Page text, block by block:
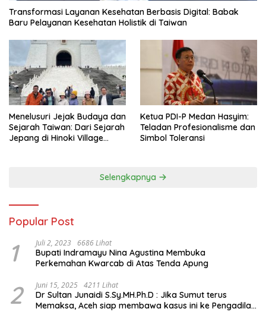
Transformasi Layanan Kesehatan Berbasis Digital: Babak
Baru Pelayanan Kesehatan Holistik di Taiwan
Menelusuri Jejak Budaya dan
Sejarah Taiwan: Dari Sejarah
Jepang di Hinoki Village
Ketua PDI-P Medan Hasyim:
Teladan Profesionalisme dan
Simbol Toleransi
Selengkapnya
Popular Post
1 Juli 2, 2023 6686 Lihat
Bupati Indramayu Nina Agustina Membuka
Perkemahan Kwarcab di Atas Tenda Apung
2 Juni 15, 2025 4211 Lihat
Dr Sultan Junaidi S.Sy.MH.Ph.D : Jika Sumut terus
Memaksa, Aceh siap membawa kasus ini ke Pengadilan